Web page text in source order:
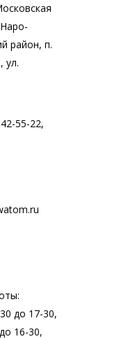
район, п.
ул.
55-22,
до 17-30,
16-30,